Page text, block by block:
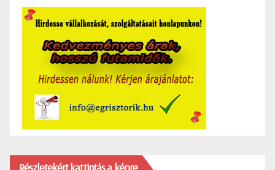
Részletekért kattintás a képre